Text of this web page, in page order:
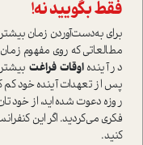
فقط بگویید نه!
برای به‌دست‌آوردن زمان
مطالعاتی که روی مفهوم
در آیندهاوقات فراغت
پس از تعهدات آینده خود
روزه دعوت شده‌اید، از
فکری می‌کردید. اگر این
کنید.